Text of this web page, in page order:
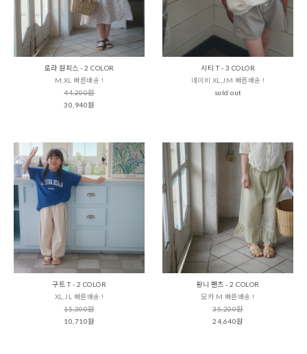
로라 원피스 - 2 COLOR
M,XL 빠른배송 !
44,200원
30,940원
시티 T - 3 COLOR
네이비 XL,JM 빠른배송 !
sold out
구트 T - 2 COLOR
XL,JL 빠른배송 !
15,300원
10,710원
팡니 팬츠 - 2 COLOR
모카 M 빠른배송 !
35,200원
24,640원